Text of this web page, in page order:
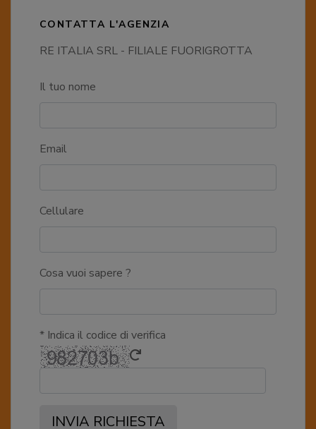
CONTATTA L'AGENZIA
RE ITALIA SRL - FILIALE FUORIGROTTA
Il tuo nome
Email
Cellulare
Cosa vuoi sapere ?
* Indica il codice di verifica
INVIA RICHIESTA